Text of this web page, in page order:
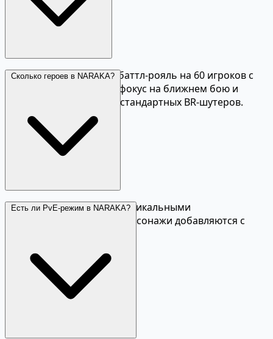
Да, основной режим — баттл-рояль на 60 игроков с
сужающейся зоной. Но фокус на ближнем бою и
паркуре отличает её от стандартных BR-шутеров.
Сколько героев в NARAKA?
В игре более 15 героев с уникальными
способностями. Новые персонажи добавляются с
Есть ли PvE-режим в NARAKA?